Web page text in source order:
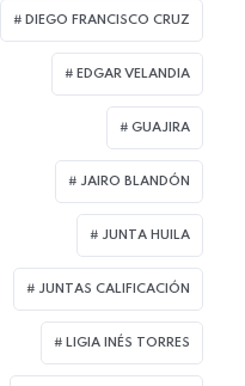
DIEGO FRANCISCO CRUZ
EDGAR VELANDIA
GUAJIRA
JAIRO BLANDÓN
JUNTA HUILA
JUNTAS CALIFICACIÓN
LIGIA INÉS TORRES